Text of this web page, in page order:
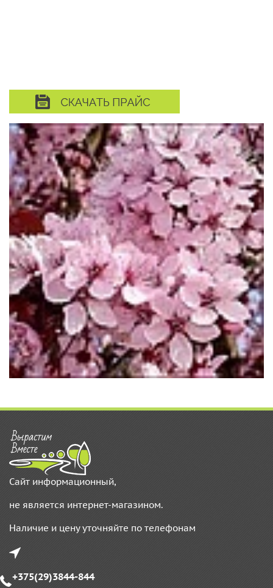
Сайт информационный,
не является интернет-магазином.
Наличие и цену уточняйте по телефонам
+375(29)3844-844